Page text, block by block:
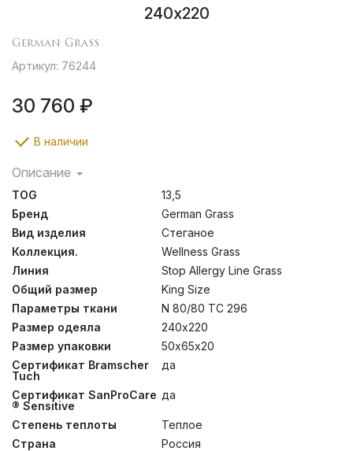
240х220
German Grass
Артикул: 76244
30 760 ₽
В наличии
Описание
Разработанные ткачами города Бра́мше в Германии
способы финишной обработки тканей известны
производителям во всем мире уже второе столетие и
отмечены знаком «Bramscher Tuch», который является
своеобразным знаком качества в этой индустрии.
Супертонкий мако-батист (Mako- fine batiste) из 100%
египетского хлопка, прошедшего финишную
обработку SanProCare® Sensitive позволяет достичь
ткани состояния «пуховой мягкости». Сертификат
OEKO-TEX® Standard 100 – это стандарт
безопасности текстильных изделий. В постельных
принадлежностях с 4L волокном не заводится
пылевой клещ, не распространяются грибок и плесень.
Изделие не теряет основных свойств после
длительной эксплуатации, многократных чисток и
стирок. Рекомендовано к использованию людям с
повышенными требованиями к безопасности изделий.
TOG
13,5
Бренд
German Grass
Вид изделия
Стеганое
Коллекция.
Wellness Grass
Линия
Stop Allergy Line Grass
Общий размер
King Size
Параметры ткани
N 80/80 TC 296
Размер одеяла
240х220
Размер упаковки
50х65х20
Сертификат Bramscher
Tuch
да
Сертификат SanProCare
® Sensitive
да
Степень теплоты
Теплое
Страна
Россия